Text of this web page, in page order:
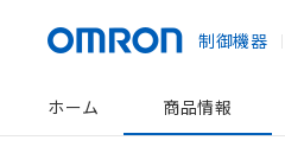
制御機器
ホーム 商品情報